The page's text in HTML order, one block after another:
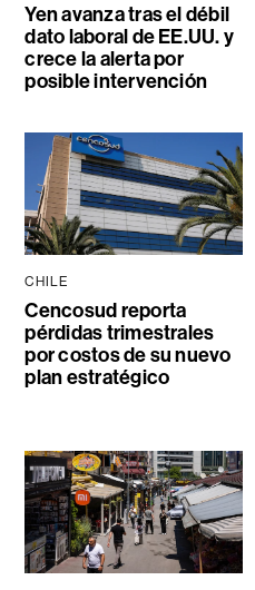
Yen avanza tras el débil
dato laboral de EE.UU. y
crece la alerta por
posible intervención
CHILE
Cencosud reporta
pérdidas trimestrales
por costos de su nuevo
plan estratégico